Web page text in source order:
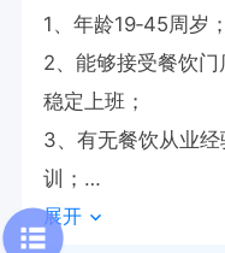
1、年龄19‑45周岁；
2、能够接受餐饮
稳定上班；
3、有无餐饮从业
训；
展开